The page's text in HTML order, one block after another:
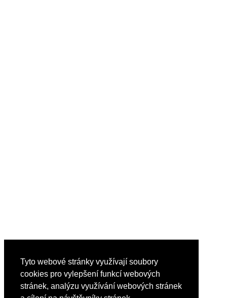
Tyto webové stránky využívají soubory
cookies pro vylepšení funkcí webových
stránek, analýzu využívání webových stránek